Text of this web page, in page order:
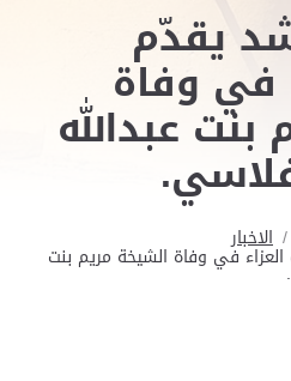
يقدّم
في وفاة
عبدالله
الاخبار
في وفاة الشيخة مريم بنت